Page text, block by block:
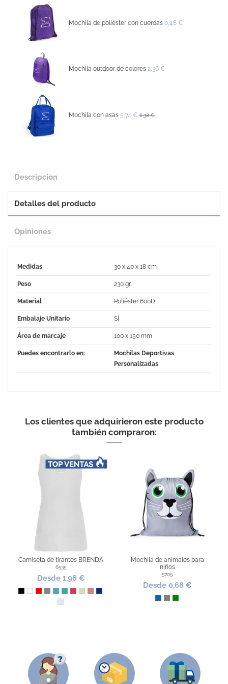
Mochila de poliéster con cuerdas 0,48 €
Mochila outdoor de colores 2,36 €
Mochila con asas 5,74 € 6,38 €
Descripción
Detalles del producto
Opiniones
Medidas 30 x 40 x 18 cm
Peso 230 gr.
Material Poliéster 600D
Embalaje Unitario SÍ
Área de marcaje 100 x 150 mm
Puedes encontrarlo en:
Mochilas Deportivas
Personalizadas
Los clientes que adquirieron este producto
también compraron:
Camiseta de tirantes BRENDA
6535
Desde 1,98 €
NegroBlanco
RojoGris Vigoré
Turquesa
Azul Dusty
Rosetón
Verde Mist
Naranja Clay
Azul Eléctrico
Lavanda
Mochila de animales para
niños
5705
Desde 0,68 €
AzulGrisVerde